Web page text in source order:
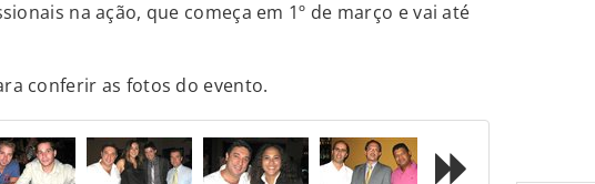
na ação, que começa em 1º de março e vai até
conferir as fotos do evento.